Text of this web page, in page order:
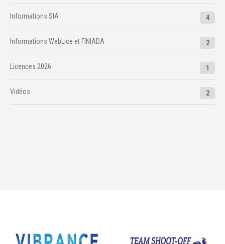
Informations SIA 4
Informations WebLice et FINIADA 2
Licences 2026 1
Vidéos 2